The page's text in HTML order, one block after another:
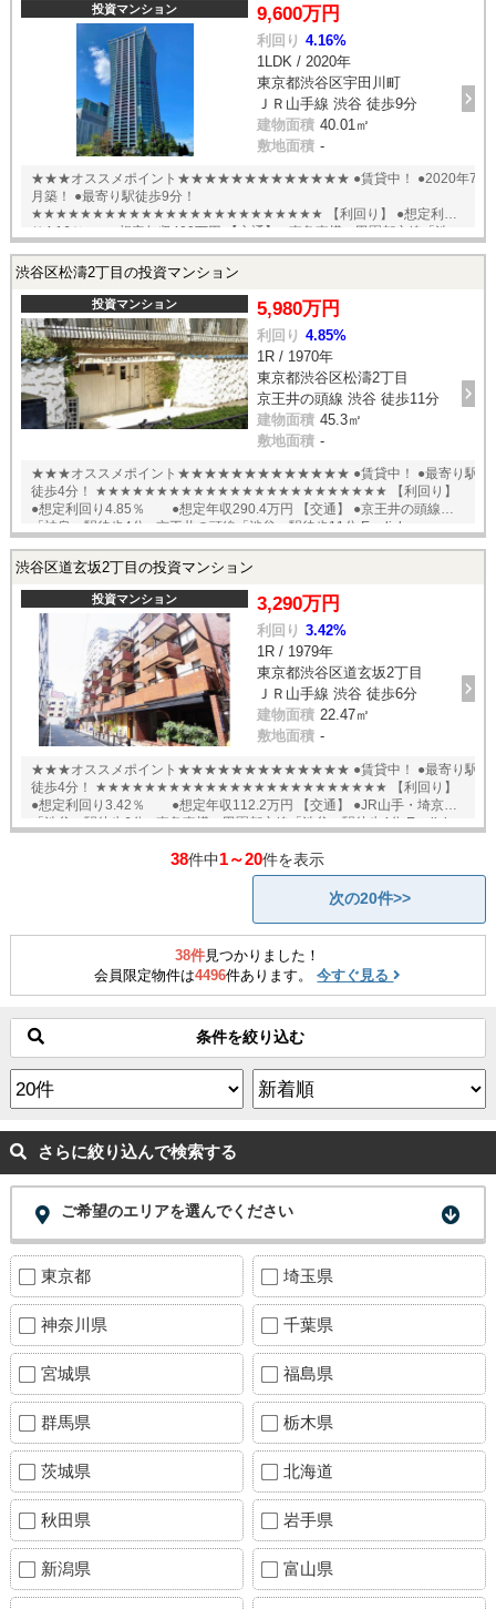
投資マンション 9,600万円
利回り 4.16%
1LDK / 2020年
東京都渋谷区宇田川町
ＪＲ山手線 渋谷 徒歩9分
建物面積 40.01㎡
敷地面積 -
★★★オススメポイント★★★★★★★★★★★★★ ●賃貸中！ ●2020年7
月築！ ●最寄り駅徒歩9分！
★★★★★★★★★★★★★★★★★★★★★★★★ 【利回り】 ●想定利回
り4.16％ ●想定年収400万円 【交通】 ●東急東横・田園都市線「渋
手・京王井の頭・東京メトロ銀座線「渋谷」駅徒歩10分 English
渋谷区松濤2丁目の投資マンション
投資マンション 5,980万円
利回り 4.85%
1R / 1970年
東京都渋谷区松濤2丁目
京王井の頭線 渋谷 徒歩11分
建物面積 45.3㎡
敷地面積 -
★★★オススメポイント★★★★★★★★★★★★★ ●賃貸中！ ●最寄り駅
徒歩4分！ ★★★★★★★★★★★★★★★★★★★★★★★★ 【利回り】
●想定利回り4.85％ ●想定年収290.4万円 【交通】 ●京王井の頭線
「神泉」駅徒歩4分 ●京王井の頭線「渋谷」駅徒歩11分 English
渋谷区道玄坂2丁目の投資マンション
投資マンション 3,290万円
利回り 3.42%
1R / 1979年
東京都渋谷区道玄坂2丁目
ＪＲ山手線 渋谷 徒歩6分
建物面積 22.47㎡
敷地面積 -
★★★オススメポイント★★★★★★★★★★★★★ ●賃貸中！ ●最寄り駅
徒歩4分！ ★★★★★★★★★★★★★★★★★★★★★★★★ 【利回り】
●想定利回り3.42％ ●想定年収112.2万円 【交通】 ●JR山手・埼京線
「渋谷」駅徒歩6分 ●東急東横・田園都市線「渋谷」駅徒歩4分 English
38件中1～20件を表示
次の20件>>
38件見つかりました！
会員限定物件は4496件あります。今すぐ見る
条件を絞り込む
さらに絞り込んで検索する
ご希望のエリアを選んでください
東京都 埼玉県
神奈川県 千葉県
宮城県 福島県
群馬県 栃木県
茨城県 北海道
秋田県 岩手県
新潟県 富山県